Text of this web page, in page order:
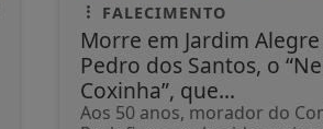
FALECIMENTO
Morre em Jardim
Pedro dos Santos, o
Coxinha”, que...
Aos 50 anos, morador do